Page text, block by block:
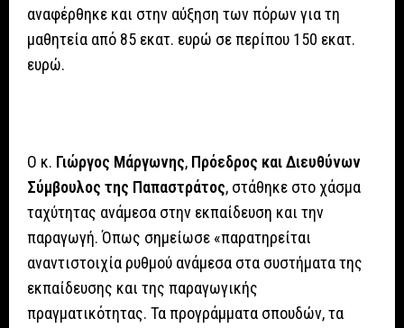
αναφέρθηκε και στην αύξηση των πόρων για τη
μαθητεία από 85 εκατ. ευρώ σε περίπου 150 εκατ.
ευρώ.
Ο κ. Γιώργος Μάργωνης, Πρόεδρος και Διευθύνων
Σύμβουλος της Παπαστράτος, στάθηκε στο χάσμα
ταχύτητας ανάμεσα στην εκπαίδευση και την
παραγωγή. Όπως σημείωσε «παρατηρείται
αναντιστοιχία ρυθμού ανάμεσα στα συστήματα της
εκπαίδευσης και της παραγωγικής
πραγματικότητας. Τα προγράμματα σπουδών, τα